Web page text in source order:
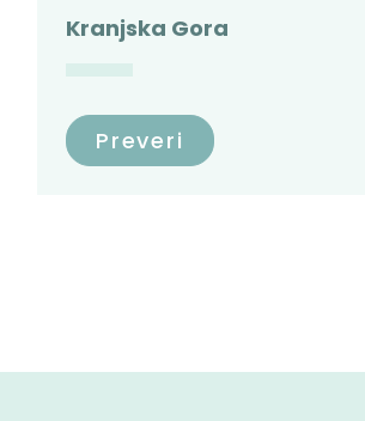
Kranjska Gora
Preveri